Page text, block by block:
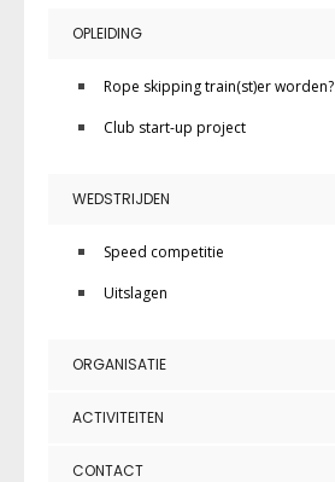
OPLEIDING
Rope skipping train(st)er worden?
Club start-up project
WEDSTRIJDEN
Speed competitie
Uitslagen
ORGANISATIE
ACTIVITEITEN
CONTACT